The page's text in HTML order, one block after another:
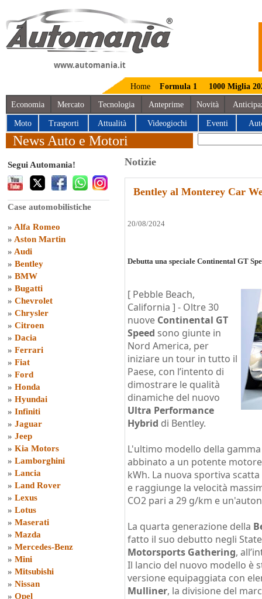
www.automania.it
Home Formula 1 1000 Miglia
Economia Mercato Tecnologia Anteprime Novità
Moto Trasporti Attualità Videogiochi Eventi
News Auto e Motori
Segui Automania!
Case automobilistiche
» Alfa Romeo
» Aston Martin
» Audi
» Bentley
» BMW
» Bugatti
» Chevrolet
» Chrysler
» Citroen
» Dacia
» Ferrari
» Fiat
» Ford
» Honda
» Hyundai
» Infiniti
» Jaguar
» Jeep
» Kia Motors
» Lamborghini
» Lancia
» Land Rover
» Lexus
» Lotus
» Maserati
» Mazda
» Mercedes-Benz
» Mini
» Mitsubishi
» Nissan
» Opel
Notizie
Bentley al Monterey Car
20/08/2024
Debutta una speciale Continental GT
[ Pebble Beach,
California ] - Oltre 30
nuove Continental GT
Speed sono giunte in
Nord America, per
iniziare un tour in tutto il
Paese, con l’intento di
dimostrare le qualità
dinamiche del nuovo
Ultra Performance
Hybrid di Bentley.
L'ultimo modello della
abbinato a un potente
kWh. La nuova sportiva
e raggiunge la velocità
CO2 pari a 29 g/km e
La quarta generazione della
fatto il suo debutto negli
Motorsports Gathering,
Il lancio del nuovo modello è
versione equipaggiata con
Mulliner, la divisione del